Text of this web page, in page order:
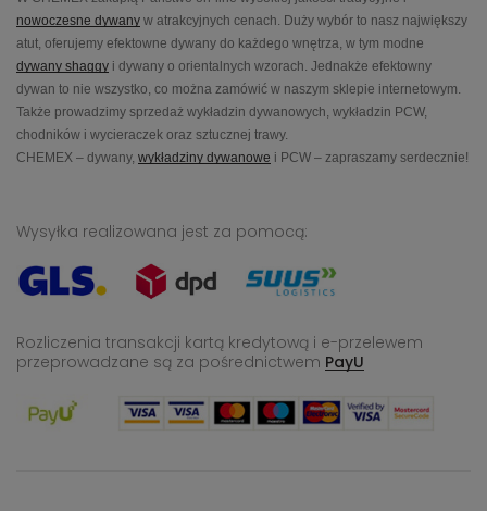
nowoczesne dywany w atrakcyjnych cenach. Duży wybór to nasz największy
atut, oferujemy efektowne dywany do każdego wnętrza, w tym modne
dywany shaggy i dywany o orientalnych wzorach. Jednakże efektowny
dywan to nie wszystko, co można zamówić w naszym sklepie internetowym.
Także prowadzimy sprzedaż wykładzin dywanowych, wykładzin PCW,
chodników i wycieraczek oraz sztucznej trawy.
CHEMEX – dywany, wykładziny dywanowe i PCW – zapraszamy serdecznie!
Wysyłka realizowana jest za pomocą:
Rozliczenia transakcji kartą kredytową i e-przelewem
przeprowadzane są za pośrednictwem PayU